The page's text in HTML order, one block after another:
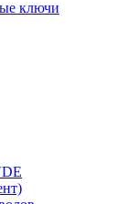
ключи